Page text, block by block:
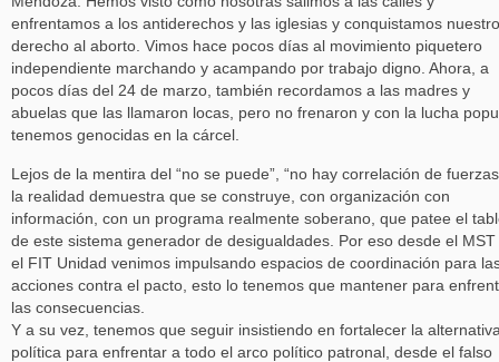
enfrentamos a los antiderechos y las iglesias y conquistamos nuestro
derecho al aborto. Vimos hace pocos días al movimiento piquetero
independiente marchando y acampando por trabajo digno. Ahora, a
pocos días del 24 de marzo, también recordamos a las madres y
abuelas que las llamaron locas, pero no frenaron y con la lucha
tenemos genocidas en la cárcel.
Lejos de la mentira del “no se puede”, “no hay correlación de
la realidad demuestra que se construye, con organización con
información, con un programa realmente soberano, que patee el
de este sistema generador de desigualdades. Por eso desde el MST
el FIT Unidad venimos impulsando espacios de coordinación para
acciones contra el pacto, esto lo tenemos que mantener para
las consecuencias.
Y a su vez, tenemos que seguir insistiendo en fortalecer la
política para enfrentar a todo el arco político patronal, desde el falso